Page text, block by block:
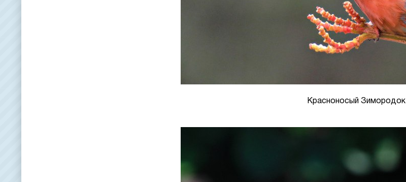
Красноносый Зимородок